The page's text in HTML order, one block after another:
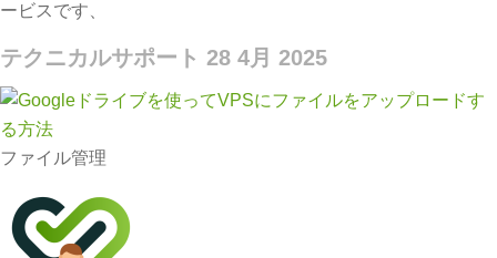
ービスです、
テクニカルサポート 28 4月 2025
ファイル管理